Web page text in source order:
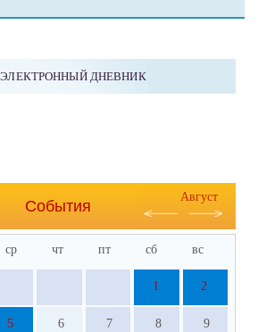
ЭЛЕКТРОННЫЙ ДНЕВНИК
События
Август
ср чт пт сб вс
1 2
5 6 7 8 9